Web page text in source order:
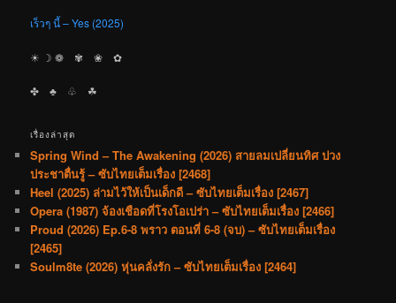
เร็วๆ นี้ – Yes (2025)
☀︎ ☽ ❁ ✾ ❀ ✿
✤ ♣︎ ♧ ☘︎
เรื่องล่าสุด
Spring Wind – The Awakening (2026) สายลมเปลี่ยนทิศ ปวง
ประชาตื่นรู้ – ซับไทยเต็มเรื่อง [2468]
Heel (2025) ล่ามไว้ให้เป็นเด็กดี – ซับไทยเต็มเรื่อง [2467]
Opera (1987) จ้องเชือดที่โรงโอเปร่า – ซับไทยเต็มเรื่อง [2466]
Proud (2026) Ep.6-8 พราว ตอนที่ 6-8 (จบ) – ซับไทยเต็มเรื่อง
[2465]
Soulm8te (2026) หุ่นคลั่งรัก – ซับไทยเต็มเรื่อง [2464]